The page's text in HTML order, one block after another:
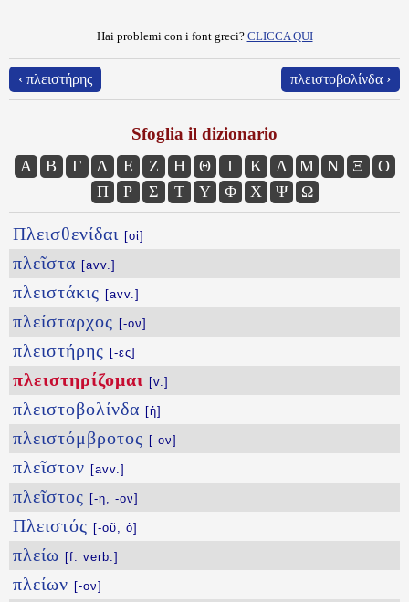
Hai problemi con i font greci? CLICCA QUI
‹ πλειστήρης πλειστοβολίνδα ›
Sfoglia il dizionario
Α Β Γ Δ Ε Ζ Η Θ Ι Κ Λ Μ Ν Ξ
Ο
Π
Ρ Σ Τ Υ Φ Χ Ψ Ω
Πλεισθενίδαι [οἱ]
πλεῖστα [avv.]
πλειστάκις [avv.]
πλείσταρχος [-ον]
πλειστήρης [-ες]
πλειστηρίζομαι [v.]
πλειστοβολίνδα [ἡ]
πλειστόμβροτος [-ον]
πλεῖστον [avv.]
πλεῖστος [-η, -ον]
Πλειστός [-οῦ, ὁ]
πλείω [f. verb.]
πλείων [-ον]